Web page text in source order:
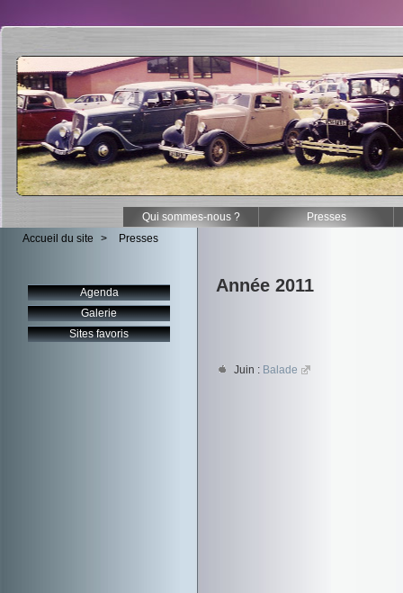
Qui sommes-nous ?
Presses
Accueil du site
> Presses
Année 2011
Juin : Balade
Agenda
Galerie
Sites favoris